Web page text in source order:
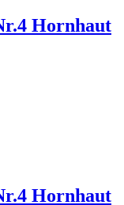
Hornhaut
Hornhaut